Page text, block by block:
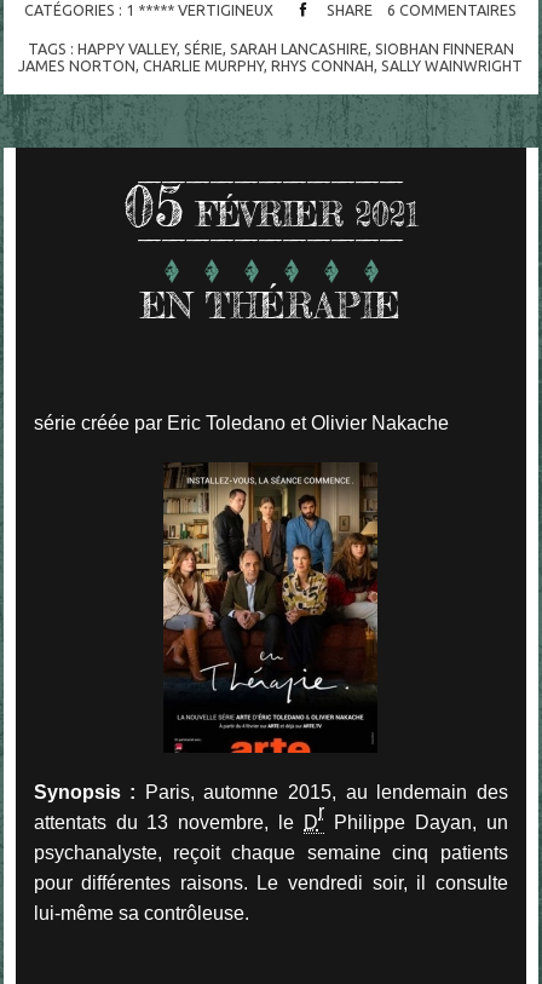
CATÉGORIES : 1 ***** VERTIGINEUX SHARE 6 COMMENTAIRES
TAGS : HAPPY VALLEY, SÉRIE, SARAH LANCASHIRE, SIOBHAN FINNERAN
JAMES NORTON,CHARLIE MURPHY,RHYS CONNAH,SALLY WAINWRIGHT
05 FÉVRIER 2021
EN THÉRAPIE
série créée par Eric Toledano et Olivier Nakache
Synopsis :
Paris, automne 2015, au lendemain des
attentats du 13 novembre, le Dr Philippe Dayan, un
psychanalyste, reçoit chaque semaine cinq patients
pour différentes raisons. Le vendredi soir, il consulte
lui-même sa contrôleuse.